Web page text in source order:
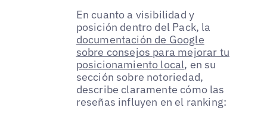
En cuanto a visibilidad y
posición dentro del Pack, la
documentación de Google
sobre consejos para mejorar tu
posicionamiento local, en su
sección sobre notoriedad,
describe claramente cómo las
reseñas influyen en el ranking: